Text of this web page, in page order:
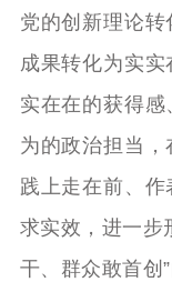
党的创新理论转
成果转化为实
实在在的获得
为的政治担当
践上走在前、作
求实效，进一步
干、群众敢首创